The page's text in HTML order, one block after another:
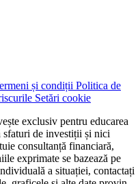
și condiții Politica de
Setări cookie
exclusiv pentru educarea
de investiții și nici
consultanță financiară,
exprimate se bazează pe
a situației, contactați